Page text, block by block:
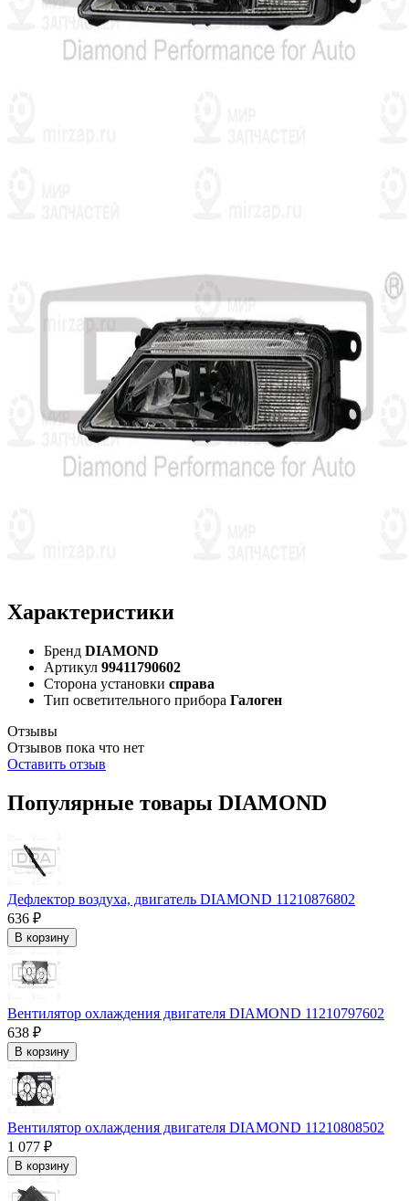
Характеристики
Бренд DIAMOND
Артикул 99411790602
Сторона установки справа
Тип осветительного прибора Галоген
Отзывы
Отзывов пока что нет
Оставить отзыв
Популярные товары DIAMOND
Дефлектор воздуха, двигатель DIAMOND 11210876802
636 ₽
В корзину
Вентилятор охлаждения двигателя DIAMOND 11210797602
638 ₽
В корзину
Вентилятор охлаждения двигателя DIAMOND 11210808502
1 077 ₽
В корзину